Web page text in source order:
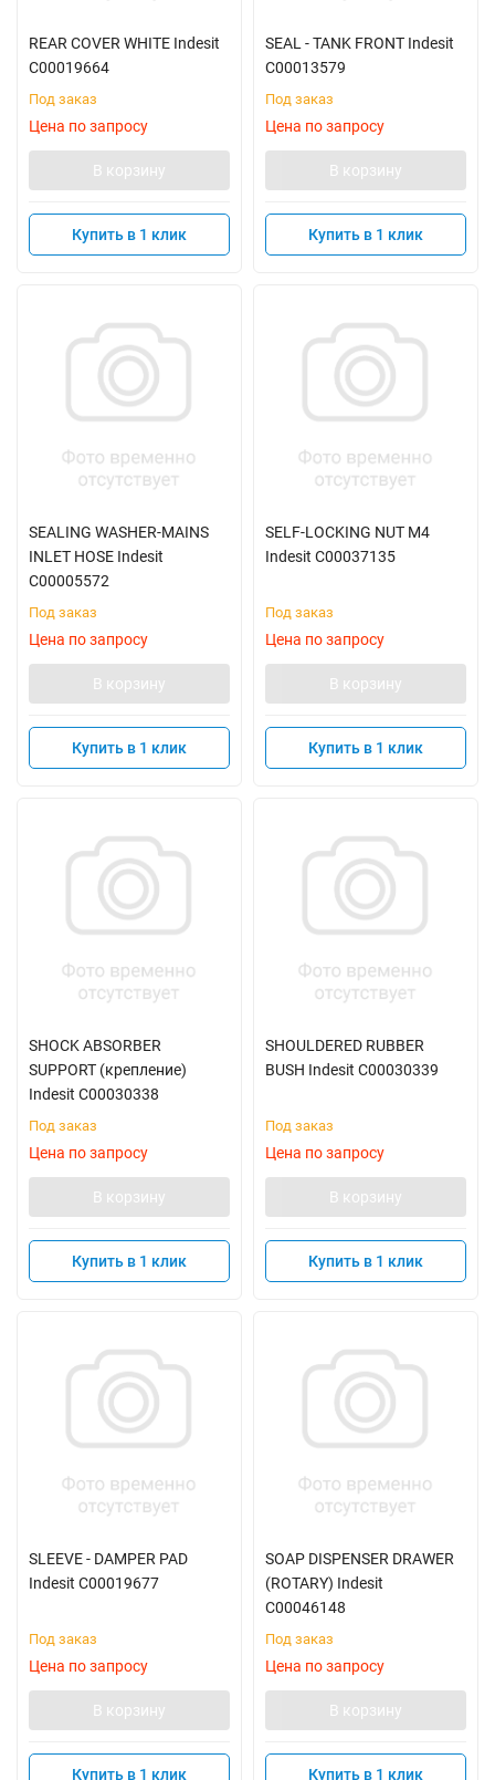
REAR COVER WHITE Indesit
C00019664
Под заказ
Цена по запросу
В корзину
Купить в 1 клик
SEAL - TANK FRONT Indesit
C00013579
Под заказ
Цена по запросу
В корзину
Купить в 1 клик
SEALING WASHER-MAINS
INLET HOSE Indesit
C00005572
Под заказ
Цена по запросу
В корзину
Купить в 1 клик
SELF-LOCKING NUT M4
Indesit C00037135
Под заказ
Цена по запросу
В корзину
Купить в 1 клик
SHOCK ABSORBER
SUPPORT (крепление)
Indesit C00030338
Под заказ
Цена по запросу
В корзину
Купить в 1 клик
SHOULDERED RUBBER
BUSH Indesit C00030339
Под заказ
Цена по запросу
В корзину
Купить в 1 клик
SLEEVE - DAMPER PAD
Indesit C00019677
Под заказ
Цена по запросу
В корзину
Купить в 1 клик
SOAP DISPENSER DRAWER
(ROTARY) Indesit
C00046148
Под заказ
Цена по запросу
В корзину
Купить в 1 клик